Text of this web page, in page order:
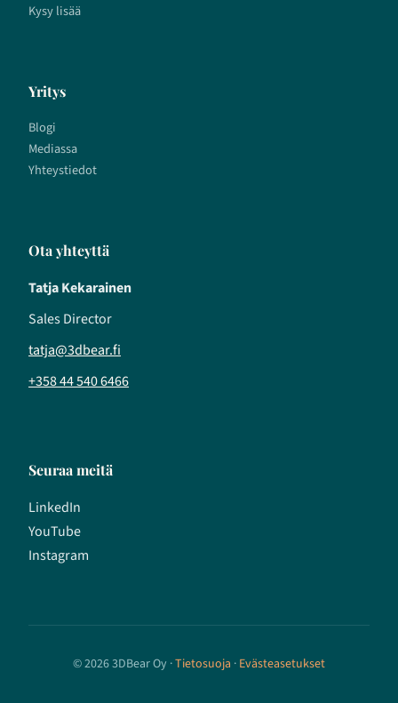
Kysy lisää
Yritys
Blogi
Mediassa
Yhteystiedot
Ota yhteyttä
Tatja Kekarainen
Sales Director
tatja@3dbear.fi
+358 44 540 6466
Seuraa meitä
LinkedIn
YouTube
Instagram
© 2026 3DBear Oy ·Tietosuoja · Evästeasetukset